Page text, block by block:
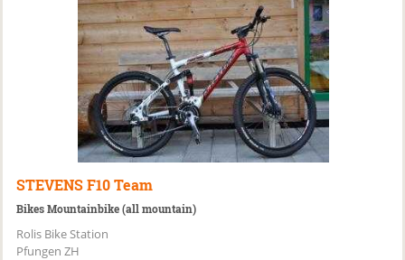
STEVENS F10 Team
Bikes Mountainbike (all mountain)
Rolis Bike Station
Pfungen ZH